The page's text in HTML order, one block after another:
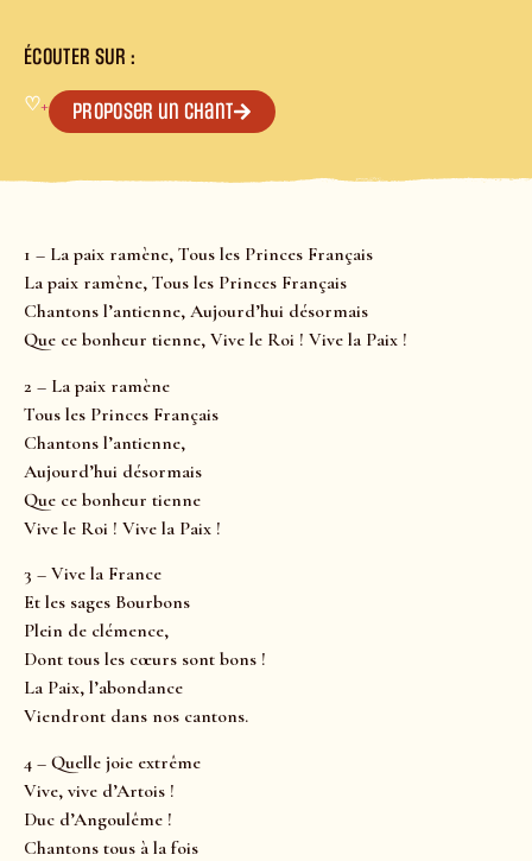
ÉCOUTER SUR :
♡+ Proposer un chant
1 – La paix ramène, Tous les Princes Français
La paix ramène, Tous les Princes Français
Chantons l’antienne, Aujourd’hui désormais
Que ce bonheur tienne, Vive le Roi ! Vive la Paix !
2 – La paix ramène
Tous les Princes Français
Chantons l’antienne,
Aujourd’hui désormais
Que ce bonheur tienne
Vive le Roi ! Vive la Paix !
3 – Vive la France
Et les sages Bourbons
Plein de clémence,
Dont tous les cœurs sont bons !
La Paix, l’abondance
Viendront dans nos cantons.
4 – Quelle joie extrême
Vive, vive d’Artois !
Duc d’Angoulême !
Chantons tous à la fois